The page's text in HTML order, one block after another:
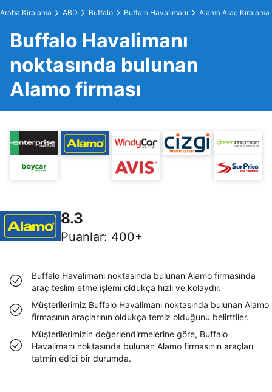
Araba Kiralama ABD Buffalo Buffalo Havalimanı Alamo Araç Kiralama
Buffalo Havalimanı
noktasında bulunan
Alamo firması
8.3
Puanlar: 400+
Buffalo Havalimanı noktasında bulunan Alamo firmasında
araç teslim etme işlemi oldukça hızlı ve kolaydır.
Müşterilerimiz Buffalo Havalimanı noktasında bulunan Alamo
firmasının araçlarının oldukça temiz olduğunu belirttiler.
Müşterilerimizin değerlendirmelerine göre, Buffalo
Havalimanı noktasında bulunan Alamo firmasının araçları
tatmin edici bir durumda.